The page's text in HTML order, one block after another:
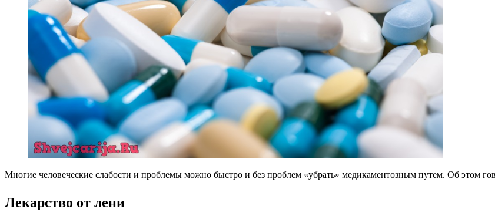
Многие человеческие слабости и проблемы можно быстро и без проблем «убрать» медикаментозным путем. Об этом
Лекарство от лени